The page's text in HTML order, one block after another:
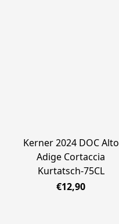
Kerner 2024 DOC Alto
Adige Cortaccia
Kurtatsch-75CL
€12,90